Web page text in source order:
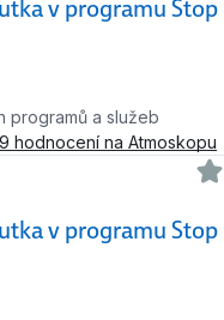
v programu Stop
programů a služeb
hodnocení na Atmoskopu
v programu Stop